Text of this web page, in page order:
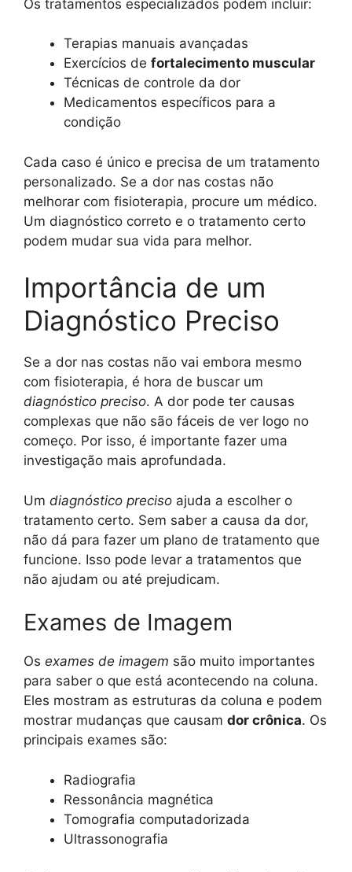
Os tratamentos especializados podem incluir:
Terapias manuais avançadas
Exercícios de fortalecimento muscular
Técnicas de controle da dor
Medicamentos específicos para a
condição
Cada caso é único e precisa de um tratamento
personalizado. Se a dor nas costas não
melhorar com fisioterapia, procure um médico.
Um diagnóstico correto e o tratamento certo
podem mudar sua vida para melhor.
Importância de um
Diagnóstico Preciso
Se a dor nas costas não vai embora mesmo
com fisioterapia, é hora de buscar um
diagnóstico preciso. A dor pode ter causas
complexas que não são fáceis de ver logo no
começo. Por isso, é importante fazer uma
investigação mais aprofundada.
Um diagnóstico preciso ajuda a escolher o
tratamento certo. Sem saber a causa da dor,
não dá para fazer um plano de tratamento que
funcione. Isso pode levar a tratamentos que
não ajudam ou até prejudicam.
Exames de Imagem
Os exames de imagem são muito importantes
para saber o que está acontecendo na coluna.
Eles mostram as estruturas da coluna e podem
mostrar mudanças que causam dor crônica. Os
principais exames são:
Radiografia
Ressonância magnética
Tomografia computadorizada
Ultrassonografia